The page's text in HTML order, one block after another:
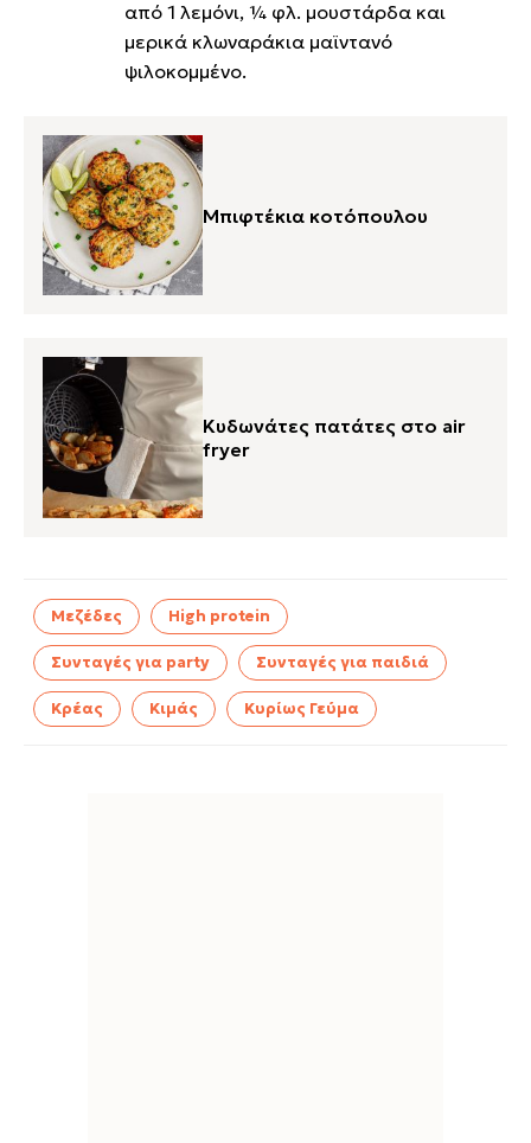
από 1 λεμόνι, ¼ φλ. μουστάρδα και
μερικά κλωναράκια μαϊντανό
ψιλοκομμένο.
Μπιφτέκια κοτόπουλου
Κυδωνάτες πατάτες στο air
fryer
Μεζέδες High protein
Συνταγές για party Συνταγές για παιδιά
Κρέας Κιμάς Κυρίως Γεύμα